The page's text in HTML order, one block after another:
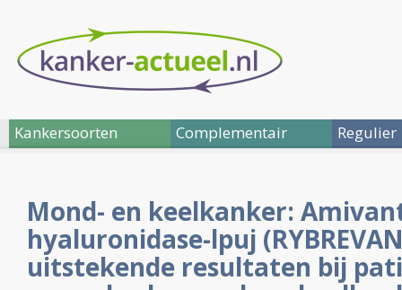
Kankersoorten Complementair Regulier
Mond- en keelkanker:
hyaluronidase-lpuj
uitstekende resultaten bij